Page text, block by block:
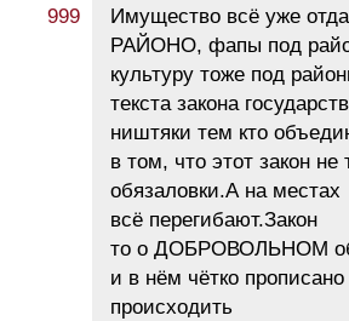
Имущество всё уже
РАЙОНО, фапы под
культуру тоже под
текста закона
ништяки тем кто
в том, что этот закон не
обязаловки.А на местах
всё перегибают.Закон
то о ДОБРОВОЛЬНОМ
и в нём чётко
происходить